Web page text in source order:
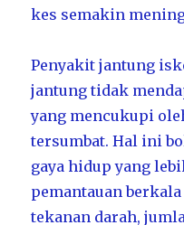
kes semakin
Penyakit jantung
jantung tidak
yang mencukupi
tersumbat. Hal ini
gaya hidup yang
pemantauan
tekanan darah,